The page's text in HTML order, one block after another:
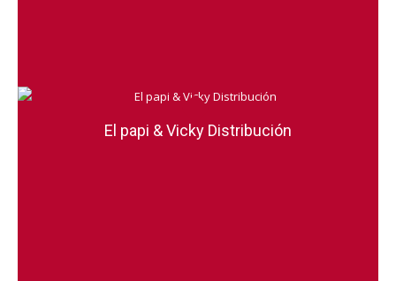
El papi & Vicky Distribución